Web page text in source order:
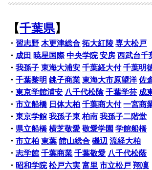
【千葉県】
・習志野 木更津総合 拓大紅陵 専大松戸
・ 成田 暁星国際 中央学院 安房 西武台千
・我孫子 東海大浦安 千葉経大付 千葉明
・千葉黎明 銚子商業 東海大市原望洋 佐
・東京学館浦安 八千代松陰 千葉学芸 成
・市立船橋 日体大柏 千葉商大付 一宮商
・東京学館 我孫子東 柏南 我孫子二階堂
・ 県立船橋 横芝敬愛 敬愛学園 学館船橋
・市立柏 東葉 館山総合 磯辺 流経大柏
・志学館 千葉商業 千葉敬愛 八千代松蔭
・ 昭和学院 松戸六実 富里 市立松戸 翔凜